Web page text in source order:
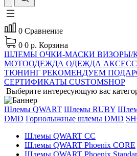
0 Сравнение
0 0 р. Корзина
ШЛЕМЫ ОЧКИ-МАСКИ ВИЗОРЫ/
МОТООДЕЖДА ОДЕЖДА
ТЮНИНГ РЕКОМЕНДУЕМ
СЕРТИФИКАТЫ CUSTOMSHOP
Выберите интересующую вас
Шлемы QWART Шлемы RUBY
DMD Горнолыжные шлемы DMD
Шлемы QWART CC
Шлемы QWART Phoenix CORE
Шлемы QWART Phoenix